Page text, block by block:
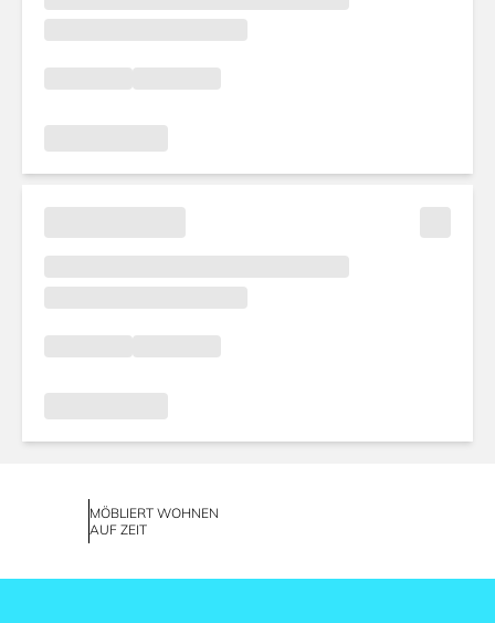
MÖBLIERT WOHNEN
AUF ZEIT